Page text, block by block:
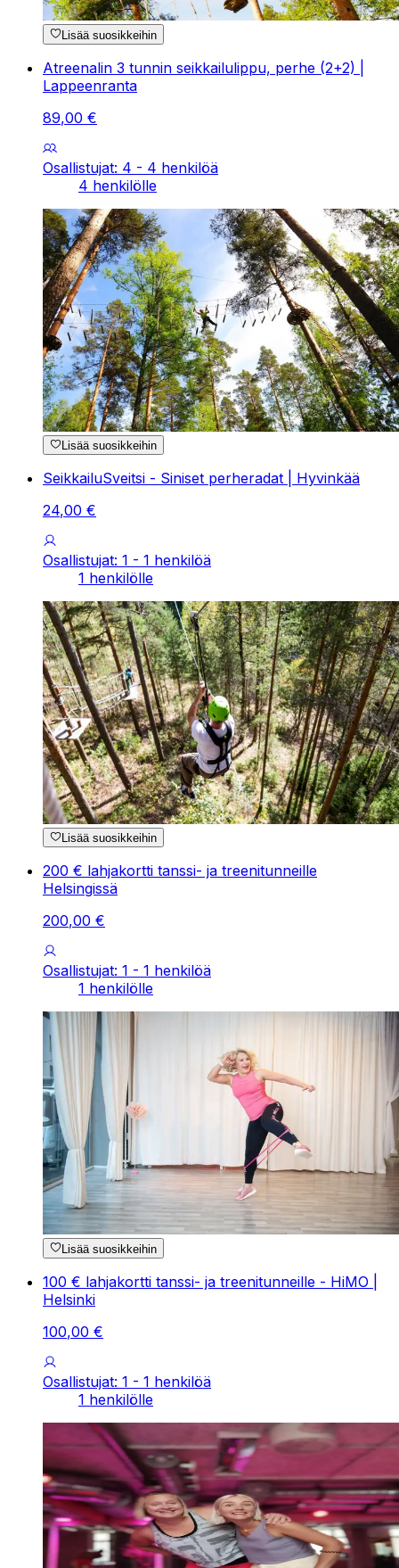
Lisää suosikkeihin
Atreenalin 3 tunnin seikkailulippu, perhe (2+2) |
Lappeenranta
89,00 €
Osallistujat: 4 - 4 henkilöä
4 henkilölle
Lisää suosikkeihin
SeikkailuSveitsi - Siniset perheradat | Hyvinkää
24,00 €
Osallistujat: 1 - 1 henkilöä
1 henkilölle
Lisää suosikkeihin
200 € lahjakortti tanssi- ja treenitunneille
Helsingissä
200,00 €
Osallistujat: 1 - 1 henkilöä
1 henkilölle
Lisää suosikkeihin
100 € lahjakortti tanssi- ja treenitunneille - HiMO |
Helsinki
100,00 €
Osallistujat: 1 - 1 henkilöä
1 henkilölle